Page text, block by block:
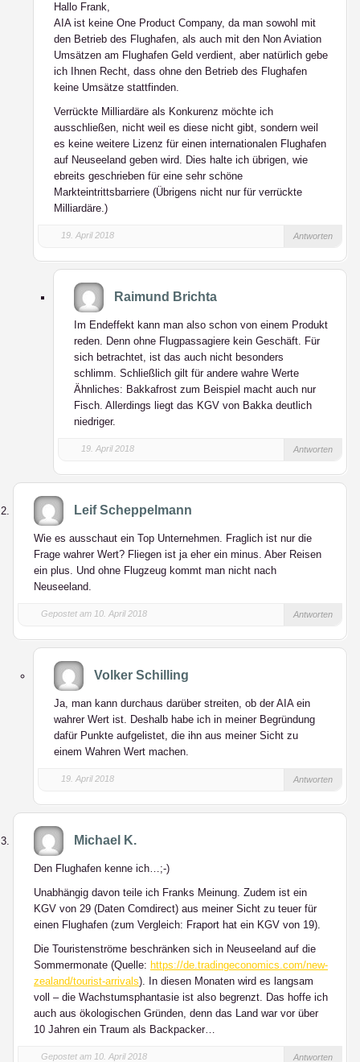
Hallo Frank,
AIA ist keine One Product Company, da man sowohl mit
den Betrieb des Flughafen, als auch mit den Non Aviation
Umsätzen am Flughafen Geld verdient, aber natürlich gebe
ich Ihnen Recht, dass ohne den Betrieb des Flughafen
keine Umsätze stattfinden.
Verrückte Milliardäre als Konkurenz möchte ich
ausschließen, nicht weil es diese nicht gibt, sondern weil
es keine weitere Lizenz für einen internationalen Flughafen
auf Neuseeland geben wird. Dies halte ich übrigen, wie
ebreits geschrieben für eine sehr schöne
Markteintrittsbarriere (Übrigens nicht nur für verrückte
Milliardäre.)
19. April 2018 Antworten
Raimund Brichta
Im Endeffekt kann man also schon von einem Produkt
reden. Denn ohne Flugpassagiere kein Geschäft. Für
sich betrachtet, ist das auch nicht besonders
schlimm. Schließlich gilt für andere wahre Werte
Ähnliches: Bakkafrost zum Beispiel macht auch nur
Fisch. Allerdings liegt das KGV von Bakka deutlich
niedriger.
19. April 2018 Antworten
Leif Scheppelmann
Wie es ausschaut ein Top Unternehmen. Fraglich ist nur die
Frage wahrer Wert? Fliegen ist ja eher ein minus. Aber Reisen
ein plus. Und ohne Flugzeug kommt man nicht nach
Neuseeland.
Gepostet am 10. April 2018 Antworten
Volker Schilling
Ja, man kann durchaus darüber streiten, ob der AIA ein
wahrer Wert ist. Deshalb habe ich in meiner Begründung
dafür Punkte aufgelistet, die ihn aus meiner Sicht zu
einem Wahren Wert machen.
19. April 2018 Antworten
Michael K.
Den Flughafen kenne ich…;-)
Unabhängig davon teile ich Franks Meinung. Zudem ist ein
KGV von 29 (Daten Comdirect) aus meiner Sicht zu teuer für
einen Flughafen (zum Vergleich: Fraport hat ein KGV von 19).
Die Touristenströme beschränken sich in Neuseeland auf die
Sommermonate (Quelle: https://de.tradingeconomics.com/new-
zealand/tourist-arrivals). In diesen Monaten wird es langsam
voll – die Wachstumsphantasie ist also begrenzt. Das hoffe ich
auch aus ökologischen Gründen, denn das Land war vor über
10 Jahren ein Traum als Backpacker…
Gepostet am 10. April 2018 Antworten